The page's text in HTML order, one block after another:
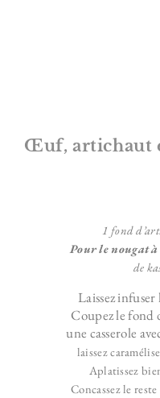
Œuf, artichaut
1 fond
Pour le nougat à
de
Laissez
Coupez le fond
une casserole
laissez
Aplatissez
Concassez le